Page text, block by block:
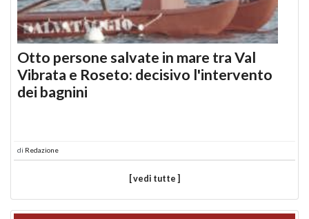
Otto persone salvate in mare tra Val
Vibrata e Roseto: decisivo l'intervento
dei bagnini
di Redazione
[ vedi tutte ]